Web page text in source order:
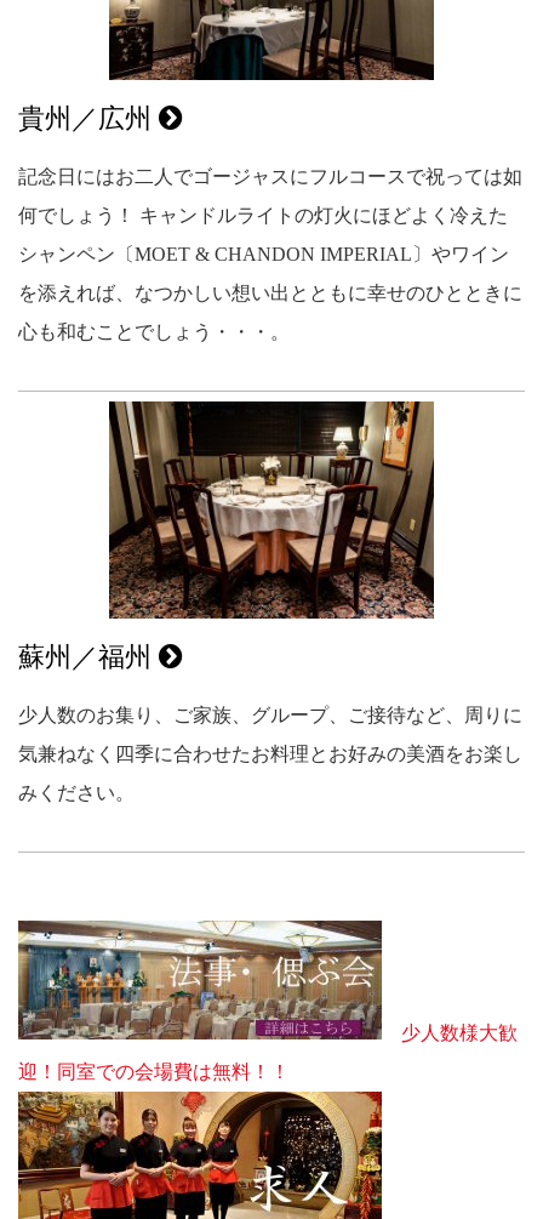
貴州／広州
記念日にはお二人でゴージャスにフルコースで祝っては如
何でしょう！ キャンドルライトの灯火にほどよく冷えた
シャンペン〔MOET & CHANDON IMPERIAL〕やワイン
を添えれば、なつかしい想い出とともに幸せのひとときに
心も和むことでしょう・・・。
蘇州／福州
少人数のお集り、ご家族、グループ、ご接待など、周りに
気兼ねなく四季に合わせたお料理とお好みの美酒をお楽し
みください。
少人数様大歓
迎！同室での会場費は無料！！